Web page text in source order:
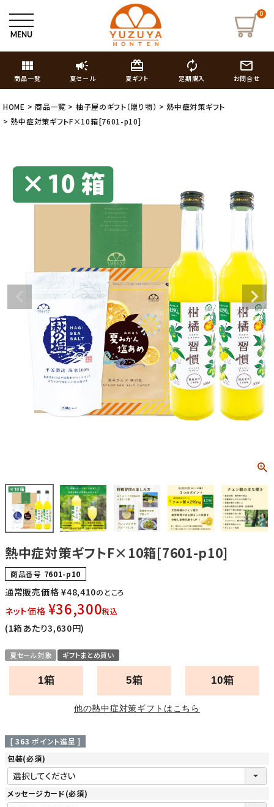
0
view_module
商品一覧
campaign
夏セール
card_giftcard
夏ギフト
autorenew
定期購入
mail_outline
お問合せ
HOME 商品一覧 柚子屋のギフト（贈り物）
熱中症対策ギフト
熱中症対策ギフトF×10箱[7601-p10]
熱中症対策ギフトF×10箱[7601-p10]
商品番号 7601-p10
通常販売価格 ¥48,410のところ
ネット価格 ¥36,300税込
(1箱あたり3,630円)
夏セール対象 ギフトまとめ買い
1箱 5箱 10箱
他の熱中症対策ギフトはこちら
[ 363 ポイント進呈 ]
包装(必須)
メッセージカード(必須)